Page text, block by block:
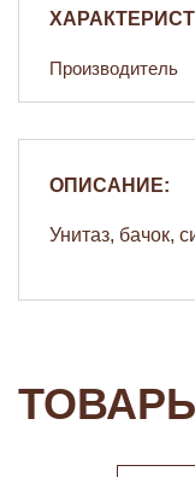
Производитель
ОПИСАНИЕ:
Унитаз, бачок,